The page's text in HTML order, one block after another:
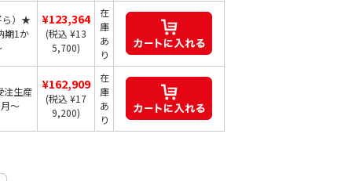
ら）★
期1か
¥123,364
(税込 ¥13
5,700)
在
庫
あ
り
生産
～
¥162,909
(税込 ¥17
9,200)
在
庫
あ
り